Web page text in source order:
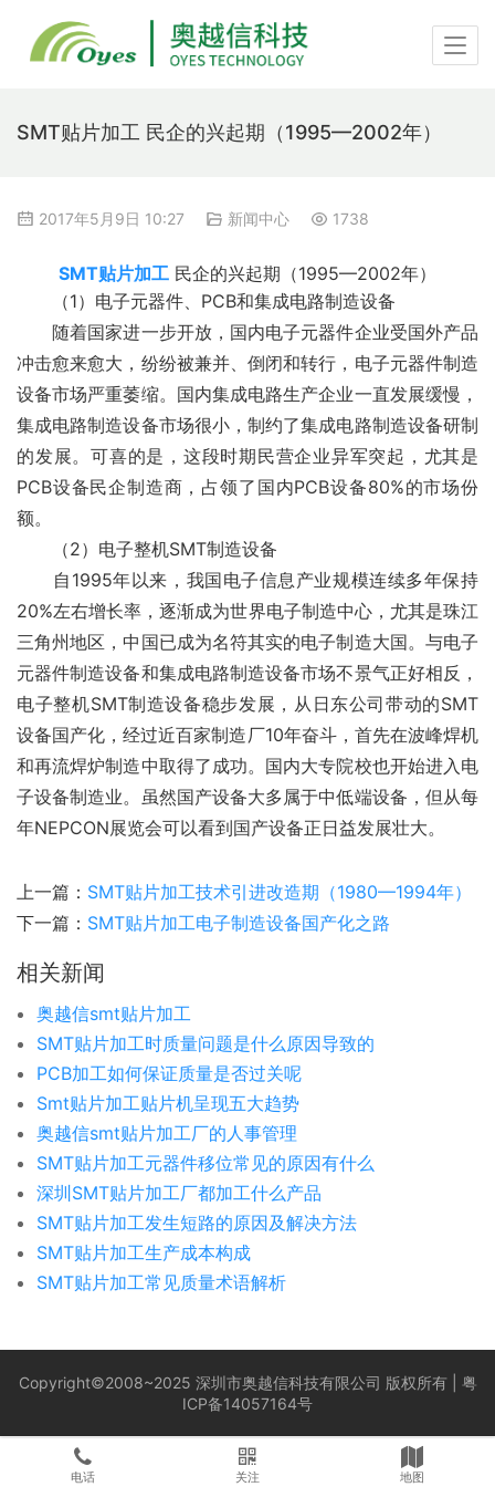
SMT贴片加工 民企的兴起期（1995—2002年）
2017年5月9日 10:27 新闻中心 1738
SMT贴片加工 民企的兴起期（1995—2002年）
（1）电子元器件、PCB和集成电路制造设备
随着国家进一步开放，国内电子元器件企业受国外产品
冲击愈来愈大，纷纷被兼并、倒闭和转行，电子元器件制造
设备市场严重萎缩。国内集成电路生产企业一直发展缓慢，
集成电路制造设备市场很小，制约了集成电路制造设备研制
的发展。可喜的是，这段时期民营企业异军突起，尤其是
PCB设备民企制造商，占领了国内PCB设备80%的市场份
额。
（2）电子整机SMT制造设备
自1995年以来，我国电子信息产业规模连续多年保持
20%左右增长率，逐渐成为世界电子制造中心，尤其是珠江
三角州地区，中国已成为名符其实的电子制造大国。与电子
元器件制造设备和集成电路制造设备市场不景气正好相反，
电子整机SMT制造设备稳步发展，从日东公司带动的SMT
设备国产化，经过近百家制造厂10年奋斗，首先在波峰焊机
和再流焊炉制造中取得了成功。国内大专院校也开始进入电
子设备制造业。虽然国产设备大多属于中低端设备，但从每
年NEPCON展览会可以看到国产设备正日益发展壮大。
上一篇： SMT贴片加工技术引进改造期（1980—1994年）
下一篇： SMT贴片加工电子制造设备国产化之路
相关新闻
奥越信smt贴片加工
SMT贴片加工时质量问题是什么原因导致的
PCB加工如何保证质量是否过关呢
Smt贴片加工贴片机呈现五大趋势
奥越信smt贴片加工厂的人事管理
​SMT贴片加工元器件移位常见的原因有什么
深圳SMT贴片加工厂都加工什么产品
SMT贴片加工发生短路的原因及解决方法
SMT贴片加工生产成本构成
SMT贴片加工常见质量术语解析
Copyright©2008~2025 深圳市奥越信科技有限公司 版权所有 | 粤
ICP备14057164号
电话 关注 地图